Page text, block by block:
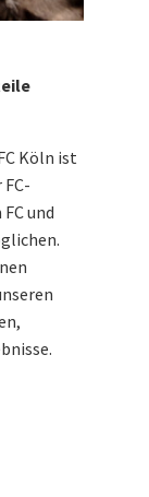
Köln ist
und